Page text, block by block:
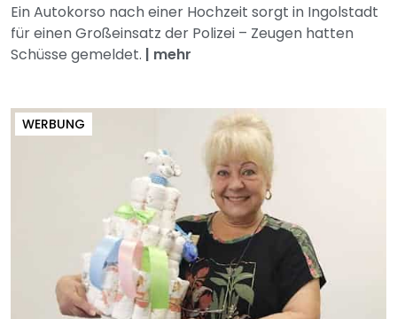
Ein Autokorso nach einer Hochzeit sorgt in Ingolstadt
für einen Großeinsatz der Polizei – Zeugen hatten
Schüsse gemeldet. | mehr
WERBUNG